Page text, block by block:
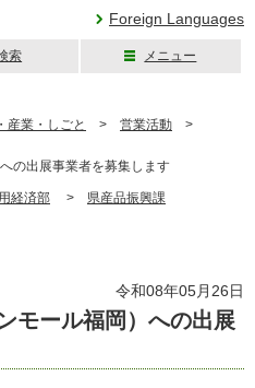
Foreign Languages
索 メニュー
産業・しごと > 営業活動 >
の出展事業者を募集します
経済部 > 県産品振興課
令和08年05月26日
モール福岡）への出展